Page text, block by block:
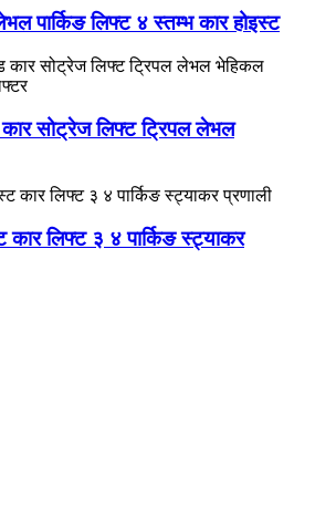
पार्किङ लिफ्ट ४ स्तम्भ कार होइस्ट
कार सोट्रेज लिफ्ट ट्रिपल लेभल
कार लिफ्ट ३ ४ पार्किङ स्ट्याकर